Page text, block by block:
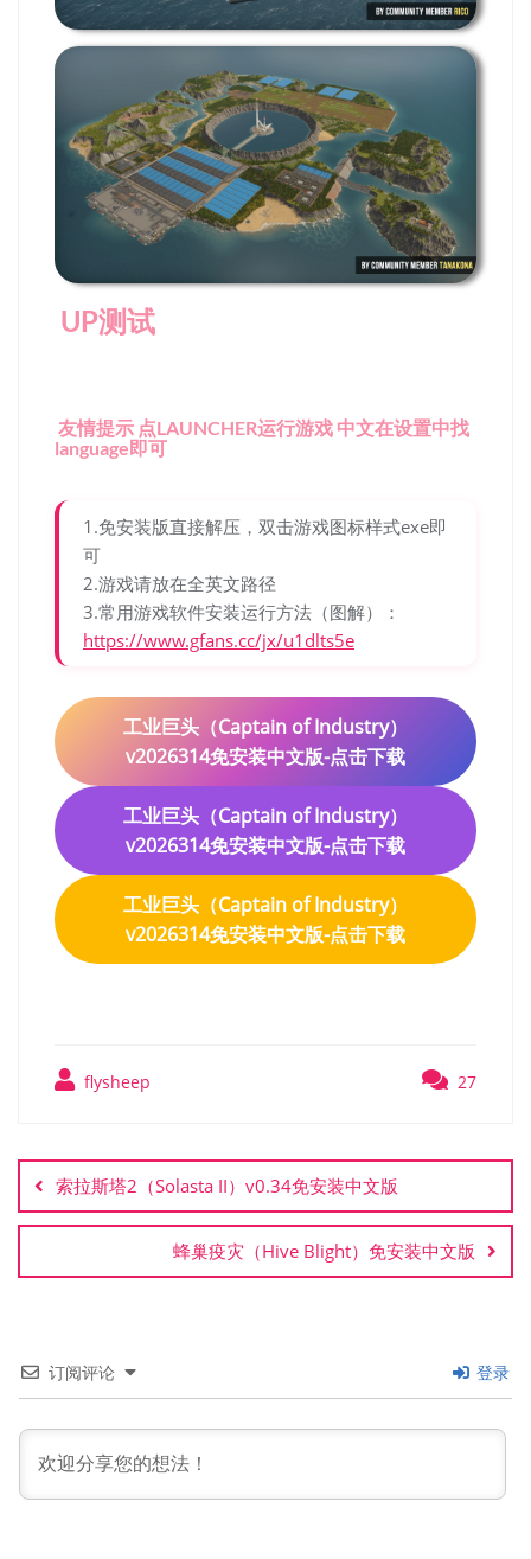
UP测试
友情提示 点LAUNCHER运行游戏 中文在设置中找
language即可
1.免安装版直接解压，双击游戏图标样式exe即
可
2.游戏请放在全英文路径
3.常用游戏软件安装运行方法（图解）：
https://www.gfans.cc/jx/u1dlts5e
工业巨头（Captain of Industry）
v2026314免安装中文版-点击下载
工业巨头（Captain of Industry）
v2026314免安装中文版-点击下载
工业巨头（Captain of Industry）
v2026314免安装中文版-点击下载
flysheep 27
章
导
航
索拉斯塔2（Solasta II）v0.34免安装中文版
蜂巢疫灾（Hive Blight）免安装中文版
订阅评论 登录